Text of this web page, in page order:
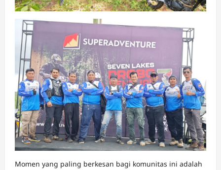
Momen yang paling berkesan bagi komunitas ini adalah